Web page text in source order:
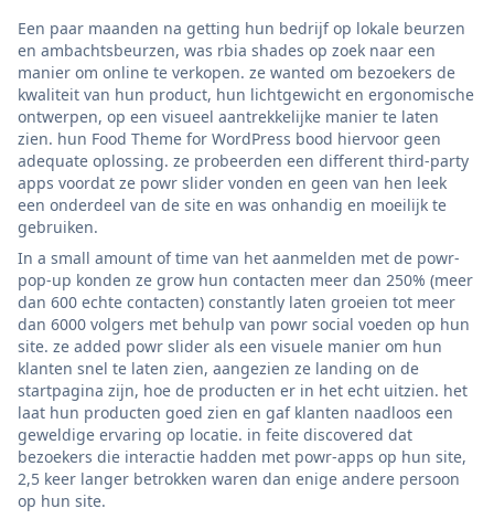
Een paar maanden na getting hun bedrijf op lokale beurzen
en ambachtsbeurzen, was rbia shades op zoek naar een
manier om online te verkopen. ze wanted om bezoekers de
kwaliteit van hun product, hun lichtgewicht en ergonomische
ontwerpen, op een visueel aantrekkelijke manier te laten
zien. hun Food Theme for WordPress bood hiervoor geen
adequate oplossing. ze probeerden een different third-party
apps voordat ze powr slider vonden en geen van hen leek
een onderdeel van de site en was onhandig en moeilijk te
gebruiken.
In a small amount of time van het aanmelden met de powr-
pop-up konden ze grow hun contacten meer dan 250% (meer
dan 600 echte contacten) constantly laten groeien tot meer
dan 6000 volgers met behulp van powr social voeden op hun
site. ze added powr slider als een visuele manier om hun
klanten snel te laten zien, aangezien ze landing on de
startpagina zijn, hoe de producten er in het echt uitzien. het
laat hun producten goed zien en gaf klanten naadloos een
geweldige ervaring op locatie. in feite discovered dat
bezoekers die interactie hadden met powr-apps op hun site,
2,5 keer langer betrokken waren dan enige andere persoon
op hun site.